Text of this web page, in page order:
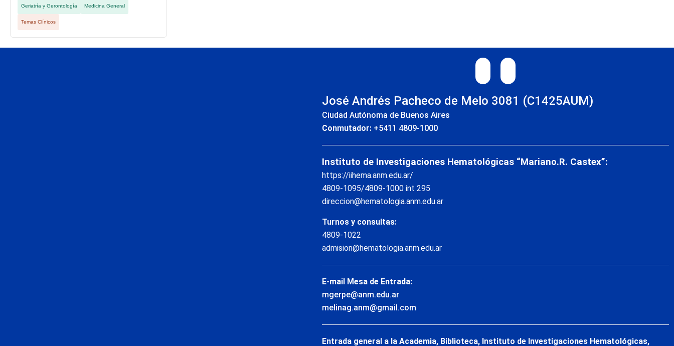
Geriatría y Gerontología Medicina General
Temas Clínicos
José Andrés Pacheco de Melo 3081 (C1425AUM)
Ciudad Autónoma de Buenos Aires
Conmutador: +5411 4809-1000
Instituto de Investigaciones Hematológicas “Mariano.R. Castex”:
https://iihema.anm.edu.ar/
4809-1095/4809-1000 int 295
direccion@hematologia.anm.edu.ar
Turnos y consultas:
4809-1022
admision@hematologia.anm.edu.ar
E-mail Mesa de Entrada:
mgerpe@anm.edu.ar
melinag.anm@gmail.com
Entrada general a la Academia, Biblioteca, Instituto de Investigaciones Hematológicas,